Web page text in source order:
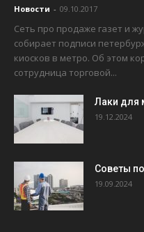
Новости - 09.10.2017
Сеть про продаже газет и
собирает подписи
киосков в метро. Об этом
сотрудница торговой...
Лаки для
19.12.2024
Советы
19.09.2024